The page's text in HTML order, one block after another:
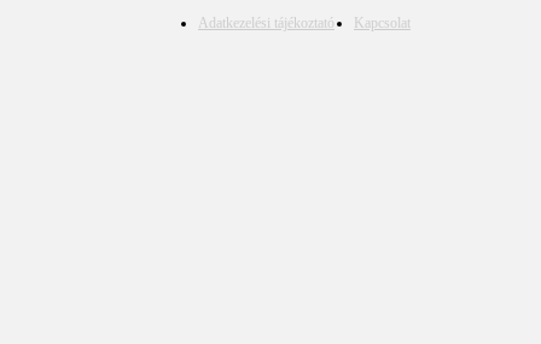
Adatkezelési tájékoztató Kapcsolat